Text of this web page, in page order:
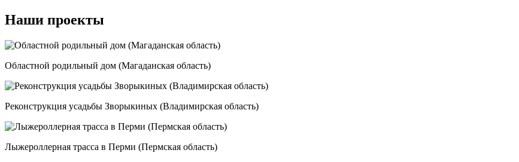
Наши проекты
Областной родильный дом (Магаданская область)
Реконструкция усадьбы Зворыкиных (Владимирская область)
Лыжероллерная трасса в Перми (Пермская область)